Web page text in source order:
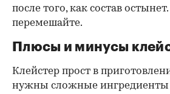
после того, как состав
перемешайте.
Плюсы и минусы
Клейстер прост в
нужны сложные ингредиенты